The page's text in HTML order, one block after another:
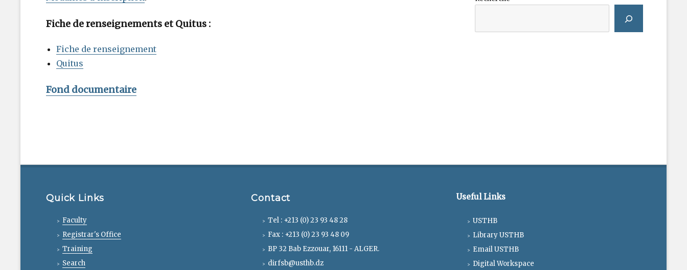
Fiche de renseignements et Quitus :
Fiche de renseignement
Quitus
Fond documentaire
Quick Links
Faculty
Registrar's Office
Training
Search
Contact
Tel : +213 (0) 23 93 48 28
Fax : +213 (0) 23 93 48 09
BP 32 Bab Ezzouar, 16111 - ALGER.
dirfsb@usthb.dz
Useful Links
USTHB
Library USTHB
Email USTHB
Digital Workspace